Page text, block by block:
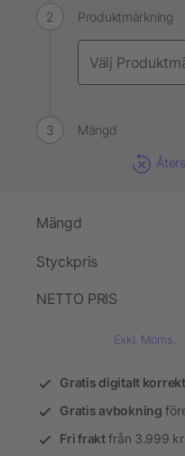
Produktmärkning
Mängd
Mängd
Styckpris
NETTO PRIS
Exkl. Moms.
Gratis digitalt
Gratis avbokning
Fri fraktfrån 3.999 kr